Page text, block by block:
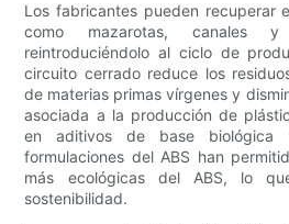
Los fabricantes pueden recuperar
como mazarotas, canales y
reintroduciéndolo al ciclo de
circuito cerrado reduce los
de materias primas vírgenes y
asociada a la producción de
en aditivos de base
formulaciones del ABS han
más ecológicas del ABS, lo
sostenibilidad.